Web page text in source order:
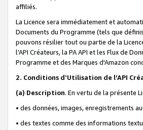
affiliés.
La Licence sera immédiatement et
Documents du Programme (tels que
pouvons résilier tout ou partie de la
l’API Créateurs, la PA API et les Flux de
Programme et des Marques d'Amazon
2. Conditions d'Utilisation de l’API
(a) Description. En vertu de la présente
• des données, images, enregistrements
• des textes comme des informations